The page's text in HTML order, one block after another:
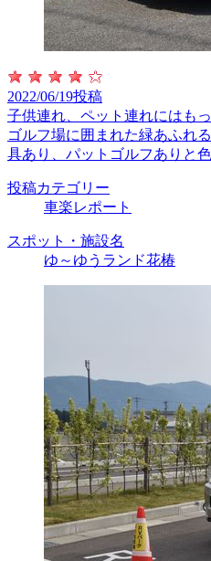
2022/06/19投稿
子供連れ、ペット連れにはも
ゴルフ場に囲まれた緑あふれ
具あり、パットゴルフありと
投稿カテゴリー
車楽レポート
スポット・施設名
ゆ～ゆうランド花椿